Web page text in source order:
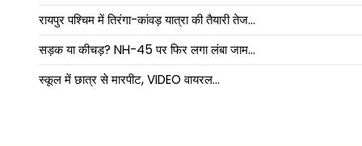
रायपुर पश्चिम में तिरंगा-कांवड़ यात्रा की तैयारी तेज…
सड़क या कीचड़? NH-45 पर फिर लगा लंबा जाम…
स्कूल में छात्र से मारपीट, VIDEO वायरल…